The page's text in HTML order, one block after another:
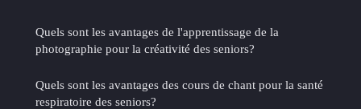
Quels sont les avantages de l'apprentissage de la
photographie pour la créativité des seniors?
Quels sont les avantages des cours de chant pour la santé
respiratoire des seniors?